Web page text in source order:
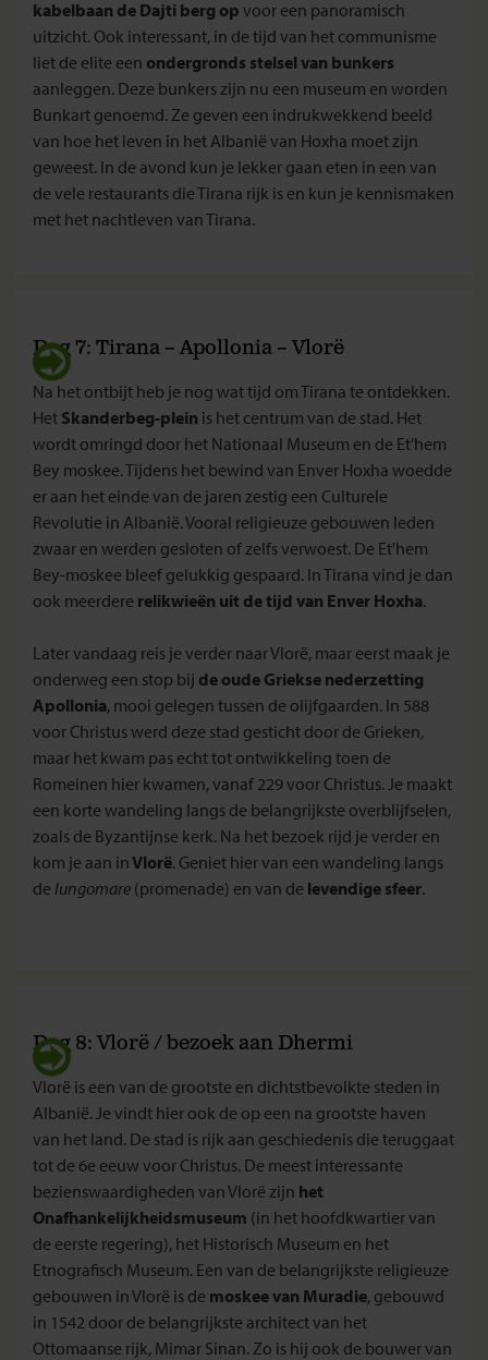
kabelbaan de Dajti berg op voor een panoramisch
uitzicht. Ook interessant, in de tijd van het communisme
liet de elite een ondergronds stelsel van bunkers
aanleggen. Deze bunkers zijn nu een museum en worden
Bunkart genoemd. Ze geven een indrukwekkend beeld
van hoe het leven in het Albanië van Hoxha moet zijn
geweest. In de avond kun je lekker gaan eten in een van
de vele restaurants die Tirana rijk is en kun je kennismaken
met het nachtleven van Tirana.
Dag 7: Tirana – Apollonia – Vlorë
Na het ontbijt heb je nog wat tijd om Tirana te ontdekken.
Het Skanderbeg-plein is het centrum van de stad. Het
wordt omringd door het Nationaal Museum en de Et’hem
Bey moskee. Tijdens het bewind van Enver Hoxha woedde
er aan het einde van de jaren zestig een Culturele
Revolutie in Albanië. Vooral religieuze gebouwen leden
zwaar en werden gesloten of zelfs verwoest. De Et'hem
Bey-moskee bleef gelukkig gespaard. In Tirana vind je dan
ook meerdere relikwieën uit de tijd van Enver Hoxha.
Later vandaag reis je verder naar Vlorë, maar eerst maak je
onderweg een stop bij de oude Griekse nederzetting
Apollonia, mooi gelegen tussen de olijfgaarden. In 588
voor Christus werd deze stad gesticht door de Grieken,
maar het kwam pas echt tot ontwikkeling toen de
Romeinen hier kwamen, vanaf 229 voor Christus. Je maakt
een korte wandeling langs de belangrijkste overblijfselen,
zoals de Byzantijnse kerk. Na het bezoek rijd je verder en
kom je aan inVlorë. Geniet hier van een wandeling langs
de lungomare (promenade) en van de levendige sfeer.
Dag 8: Vlorë / bezoek aan Dhermi
Vlorë is een van de grootste en dichtstbevolkte steden in
Albanië. Je vindt hier ook de op een na grootste haven
van het land. De stad is rijk aan geschiedenis die teruggaat
tot de 6e eeuw voor Christus. De meest interessante
bezienswaardigheden van Vlorë zijn het
Onafhankelijkheidsmuseum (in het hoofdkwartier van
de eerste regering), het Historisch Museum en het
Etnografisch Museum. Een van de belangrijkste religieuze
gebouwen in Vlorë is de moskee van Muradie, gebouwd
in 1542 door de belangrijkste architect van het
Ottomaanse rijk, Mimar Sinan. Zo is hij ook de bouwer van